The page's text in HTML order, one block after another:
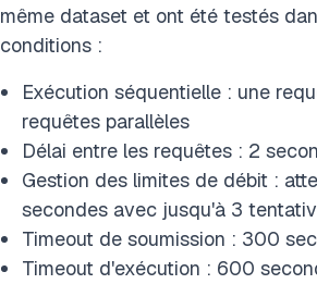
même dataset et ont été testés
conditions :
Exécution séquentielle : une
requêtes parallèles
Délai entre les requêtes : 2
Gestion des limites de débit :
secondes avec jusqu'à 3
Timeout de soumission : 300
Timeout d'exécution : 600